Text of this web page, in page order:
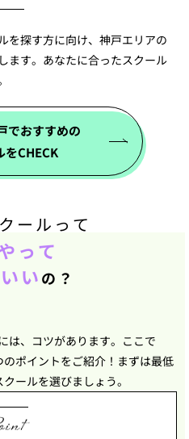
を探す方に向け、神戸エリアの
ます。あなたに合ったスクール
でおすすめの
をCHECK
ールって
って
いの？
は、コツがあります。ここで
ポイントをご紹介！まずは最低
ールを選びましょう。